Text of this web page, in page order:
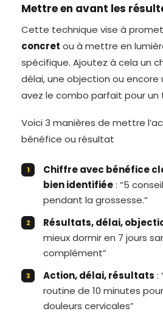
Mettre en avant les
Cette technique vise à
concret ou à mettre en
spécifique. Ajoutez à cela un
délai, une objection ou encore
avez le combo parfait pour un
Voici 3 manières de mettre
bénéfice ou résultat
Chiffre avec bénéfice
bien identifiée: “5
pendant la grossesse.”
Résultats, délai,
mieux dormir en 7 jours
complément”
Action, délai, résultats :
routine de 10 minutes
douleurs cervicales”